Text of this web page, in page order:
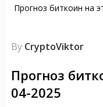
Прогноз биткоин на
By CryptoViktor
Прогноз
04-2025